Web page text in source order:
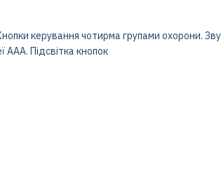
керування чотирма групами охорони.
ААА. Підсвітка кнопок